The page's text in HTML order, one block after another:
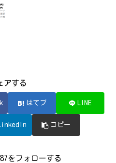
アする
はてブ LINE
コピー
をフォローする